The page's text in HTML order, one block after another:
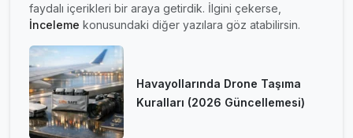
faydalı içerikleri bir araya getirdik. İlgini çekerse,
İnceleme konusundaki diğer yazılara göz atabilirsin.
Havayollarında Drone Taşıma
Kuralları (2026 Güncellemesi)